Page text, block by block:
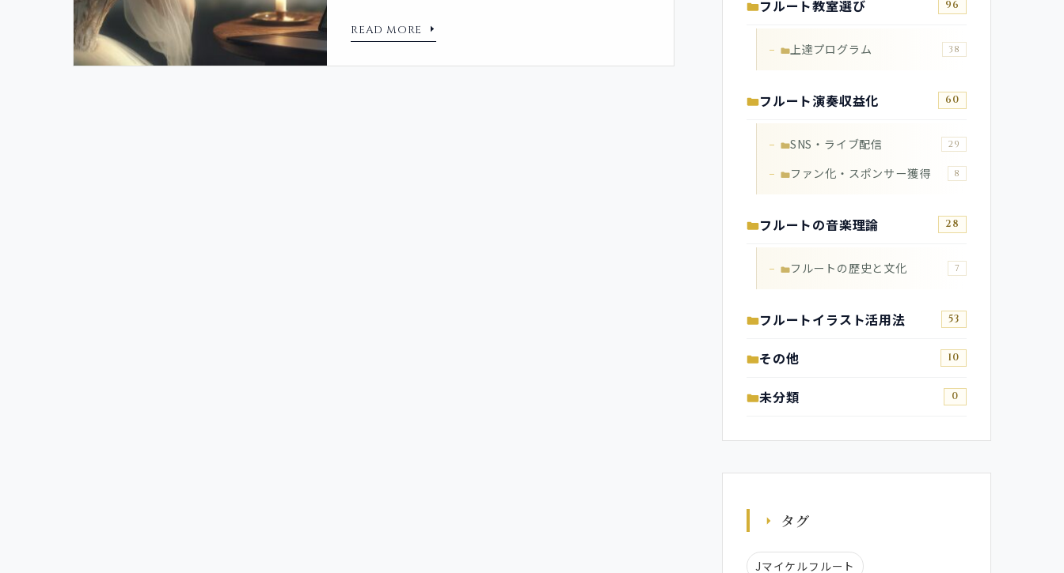
READ MORE
フルート教室選び 96
上達プログラム 38
フルート演奏収益化 60
SNS・ライブ配信 29
ファン化・スポンサー獲得 8
フルートの音楽理論 28
フルートの歴史と文化 7
フルートイラスト活用法 53
その他 10
未分類 0
タグ
Jマイケルフルート